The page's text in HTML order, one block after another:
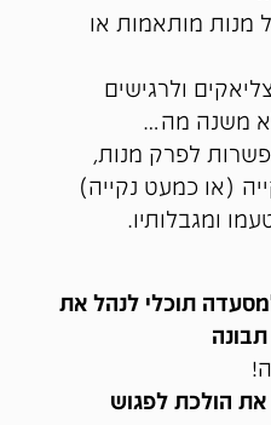
מנות מותאמות או
ולרגישים
משנה מה…
לפרק מנות,
(או כמעט נקייה)
ומגבלותיו.
תוכלי לנהל את
הולכת לפגוש